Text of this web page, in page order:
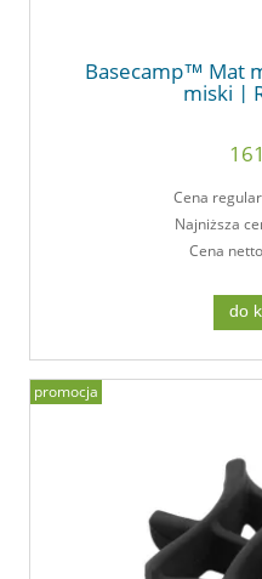
Basecamp™ Mat
miski |
Cena
Najniższa
Cena
do
promocja